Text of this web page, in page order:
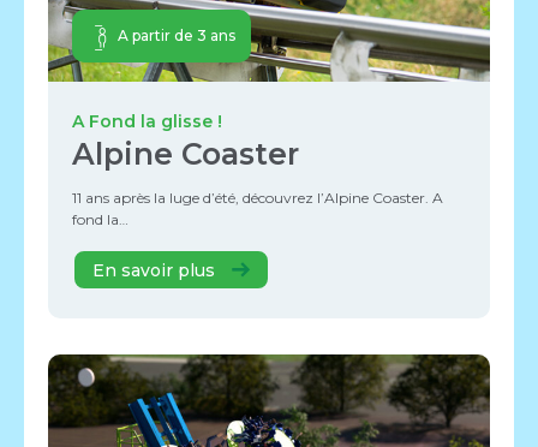
A partir de 3 ans
A Fond la glisse !
Alpine Coaster
11 ans après la luge d’été, découvrez l’Alpine Coaster. A
fond la…
En savoir plus